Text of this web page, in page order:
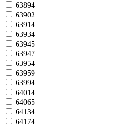
63894
63902
63914
63934
63945
63947
63954
63959
63994
64014
64065
64134
64174